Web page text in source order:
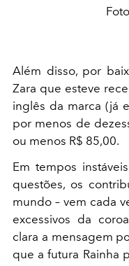
Além disso, por
Zara que esteve
inglês da marca (já
por menos de
ou menos R$ 85,00.
Em tempos
questões, os
mundo – vem cada
excessivos da
clara a mensagem
que a futura Rainha